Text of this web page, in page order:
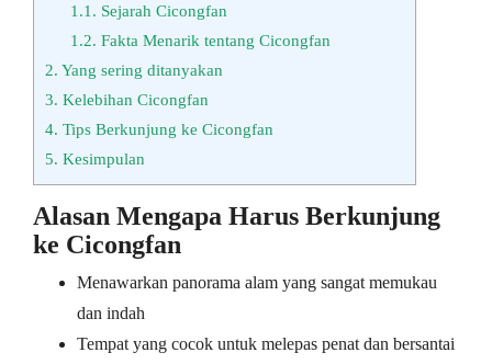
1.1. Sejarah Cicongfan
1.2. Fakta Menarik tentang Cicongfan
2. Yang sering ditanyakan
3. Kelebihan Cicongfan
4. Tips Berkunjung ke Cicongfan
5. Kesimpulan
Alasan Mengapa Harus Berkunjung
ke Cicongfan
Menawarkan panorama alam yang sangat memukau
dan indah
Tempat yang cocok untuk melepas penat dan bersantai